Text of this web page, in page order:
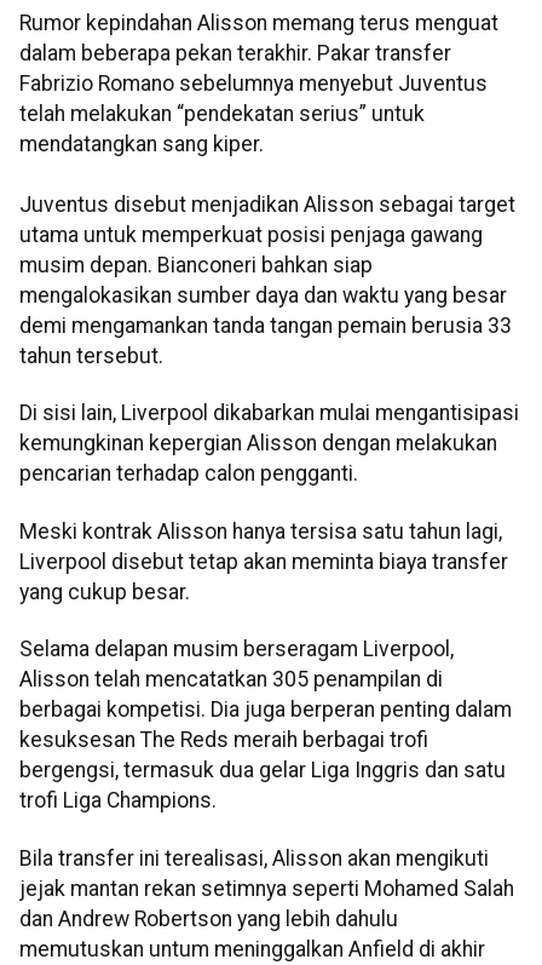
Rumor kepindahan Alisson memang terus menguat
dalam beberapa pekan terakhir. Pakar transfer
Fabrizio Romano sebelumnya menyebut Juventus
telah melakukan “pendekatan serius” untuk
mendatangkan sang kiper.
Juventus disebut menjadikan Alisson sebagai target
utama untuk memperkuat posisi penjaga gawang
musim depan. Bianconeri bahkan siap
mengalokasikan sumber daya dan waktu yang besar
demi mengamankan tanda tangan pemain berusia 33
tahun tersebut.
Di sisi lain, Liverpool dikabarkan mulai mengantisipasi
kemungkinan kepergian Alisson dengan melakukan
pencarian terhadap calon pengganti.
Meski kontrak Alisson hanya tersisa satu tahun lagi,
Liverpool disebut tetap akan meminta biaya transfer
yang cukup besar.
Selama delapan musim berseragam Liverpool,
Alisson telah mencatatkan 305 penampilan di
berbagai kompetisi. Dia juga berperan penting dalam
kesuksesan The Reds meraih berbagai trofi
bergengsi, termasuk dua gelar Liga Inggris dan satu
trofi Liga Champions.
Bila transfer ini terealisasi, Alisson akan mengikuti
jejak mantan rekan setimnya seperti Mohamed Salah
dan Andrew Robertson yang lebih dahulu
memutuskan untum meninggalkan Anfield di akhir